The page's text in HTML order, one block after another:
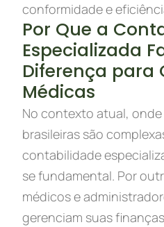
conformidade e
Por Que a
Especializada
Diferença para
Médicas
No contexto atual,
brasileiras são
contabilidade
se fundamental. Por
médicos e
gerenciam suas